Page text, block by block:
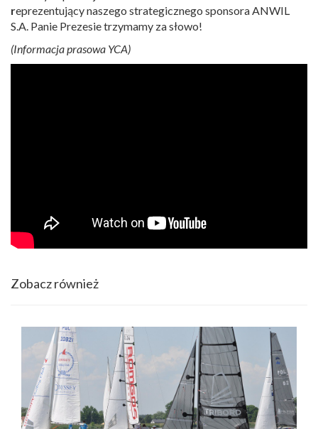
reprezentujący naszego strategicznego sponsora ANWIL
S.A. Panie Prezesie trzymamy za słowo!
(Informacja prasowa YCA)
Zobacz również